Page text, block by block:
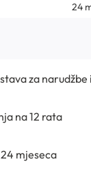
24
za narudžbe
na 12 rata
mjeseca